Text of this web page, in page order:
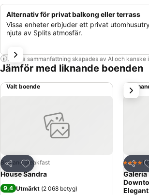
Alternativ för privat balkong eller terrass
Vissa enheter erbjuder ett privat
njuta av Splits atmosfär.
Denna sammanfattning skapades av AI och
Jämför med liknande boenden
Valt boende
Dela
Lägg till i Mina Favoriter
Bed and breakfast
House Sandra
9,4 Utmärkt (2 068 betyg)
Dela
4 Stjärnor
Galeria
nästa